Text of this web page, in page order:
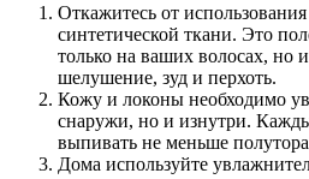
Откажитесь от
синтетической ткани. Это
только на ваших волосах, но
шелушение, зуд и перхоть.
Кожу и локоны необходимо
снаружи, но и изнутри.
выпивать не меньше
Дома используйте